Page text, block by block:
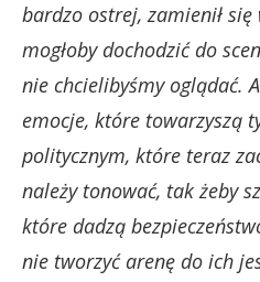
bardzo ostrej, zamienił
mogłoby dochodzić do
nie chcielibyśmy oglądać.
emocje, które towarzyszą
politycznym, które teraz
należy tonować, tak żeby
które dadzą
nie tworzyć arenę do ich